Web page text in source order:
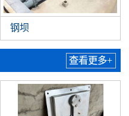
钢坝
查看更多+